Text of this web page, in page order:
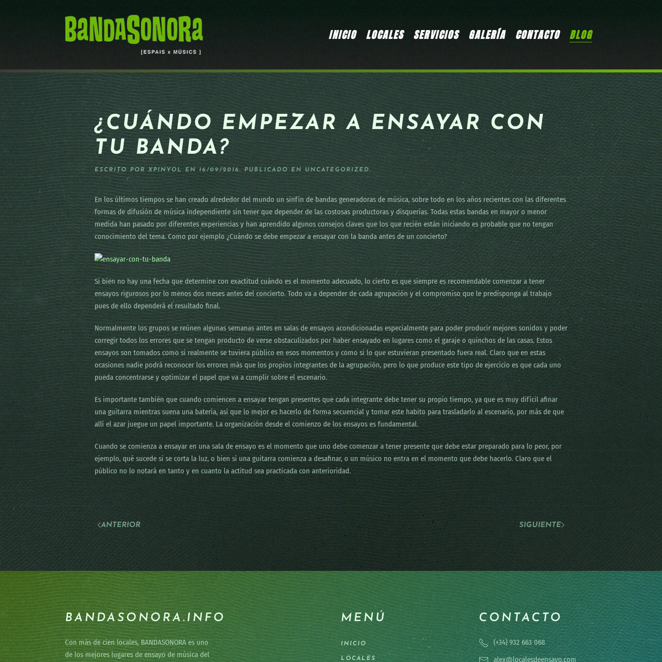
Skip to main content
INICIO LOCALES SERVICIOS GALERÍA CONTACTO BLOG
¿CUÁNDO EMPEZAR A ENSAYAR CON
TU BANDA?
ESCRITO PORXPINYOL EN 16/09/2016. PUBLICADO EN UNCATEGORIZED.
En los últimos tiempos se han creado alrededor del mundo un sinfín de bandas generadoras de música, sobre todo en los años recientes con las diferentes
formas de difusión de música independiente sin tener que depender de las costosas productoras y disquerías. Todas estas bandas en mayor o menor
medida han pasado por diferentes experiencias y han aprendido algunos consejos claves que los que recién están iniciando es probable que no tengan
conocimiento del tema. Como por ejemplo ¿Cuándo se debe empezar a ensayar con la banda antes de un concierto?
Si bien no hay una fecha que determine con exactitud cuándo es el momento adecuado, lo cierto es que siempre es recomendable comenzar a tener
ensayos rigurosos por lo menos dos meses antes del concierto. Todo va a depender de cada agrupación y el compromiso que le predisponga al trabajo
pues de ello dependerá el resultado final.
Normalmente los grupos se reúnen algunas semanas antes en salas de ensayos acondicionadas especialmente para poder producir mejores sonidos y poder
corregir todos los errores que se tengan producto de verse obstaculizados por haber ensayado en lugares como el garaje o quinchos de las casas. Estos
ensayos son tomados como si realmente se tuviera público en esos momentos y como si lo que estuvieran presentado fuera real. Claro que en estas
ocasiones nadie podrá reconocer los errores más que los propios integrantes de la agrupación, pero lo que produce este tipo de ejercicio es que cada uno
pueda concentrarse y optimizar el papel que va a cumplir sobre el escenario.
Es importante también que cuando comiencen a ensayar tengan presentes que cada integrante debe tener su propio tiempo, ya que es muy difícil afinar
una guitarra mientras suena una batería, así que lo mejor es hacerlo de forma secuencial y tomar este habito para trasladarlo al escenario, por más de que
allí el azar juegue un papel importante. La organización desde el comienzo de los ensayos es fundamental.
Cuando se comienza a ensayar en una sala de ensayo es el momento que uno debe comenzar a tener presente que debe estar preparado para lo peor, por
ejemplo, qué sucede si se corta la luz, o bien si una guitarra comienza a desafinar, o un músico no entra en el momento que debe hacerlo. Claro que el
público no lo notará en tanto y en cuanto la actitud sea practicada con anterioridad.
ANTERIOR SIGUIENTE
BANDASONORA.INFO
Con más de cien locales, BANDASONORA es uno
de los mejores lugares de ensayo de música del
MENÚ
INICIO
LOCALES
CONTACTO
(+34) 932 663 068
alex@localesdeensayo.com